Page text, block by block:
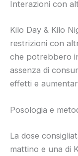
Interazioni con
Kilo Day & Kilo
restrizioni con
che potrebbero
assenza di
effetti e
Posologia e
La dose
mattino e una di